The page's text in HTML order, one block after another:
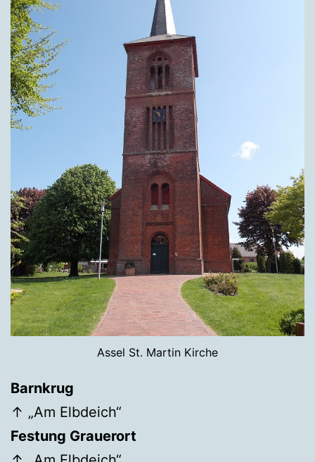
Assel St. Martin Kirche
Barnkrug
↑ „Am Elbdeich“
Festung Grauerort